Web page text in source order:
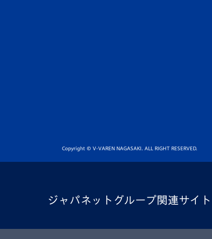
Copyright © V-VAREN NAGASAKI. ALL RIGHT RESERVED.
ジャパネットグループ関連サイト